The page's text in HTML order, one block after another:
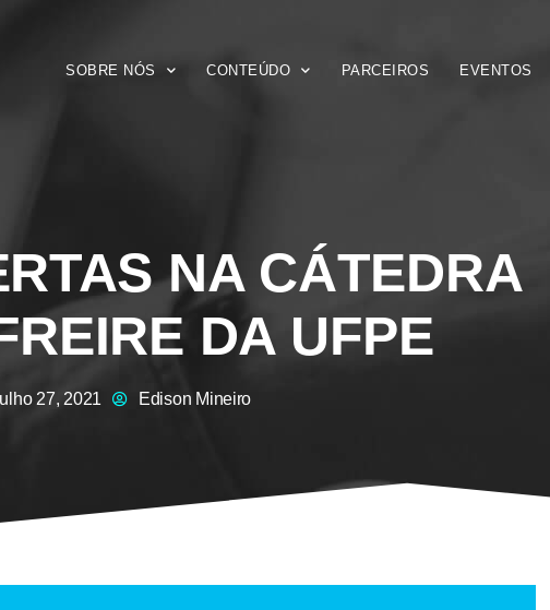
SOBRE NÓS CONTEÚDO PARCEIROS EVENTOS
NA CÁTEDRA
DA UFPE
27, 2021 Edison Mineiro